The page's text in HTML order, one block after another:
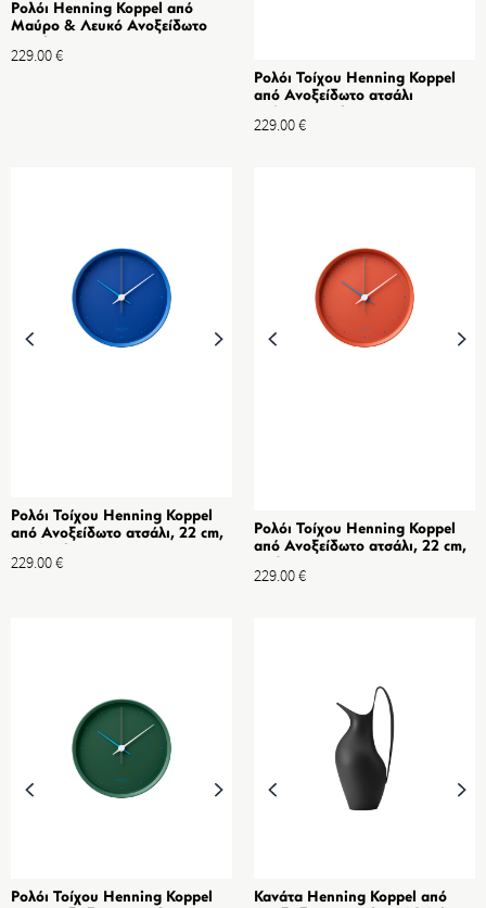
Ρολόι Henning Koppel από
Μαύρο & Λευκό Ανοξείδωτο
229.00€
Ρολόι Τοίχου Henning Koppel
από Ανοξείδωτο ατσάλι
229.00€
Ρολόι Τοίχου Henning Koppel
από Ανοξείδωτο ατσάλι, 22 cm,
229.00€
Ρολόι Τοίχου Henning Koppel
από Ανοξείδωτο ατσάλι, 22 cm,
229.00€
Ρολόι Τοίχου Henning Koppel
Κανάτα Henning Koppel από